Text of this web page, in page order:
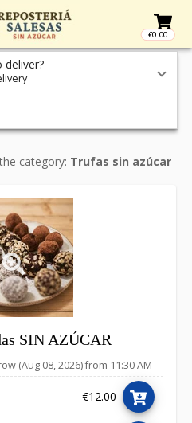
€0.00
Access
category: Trufas sin azúcar
SIN AZÚCAR
(Aug 08, 2026) from 11:30 AM
€12.00